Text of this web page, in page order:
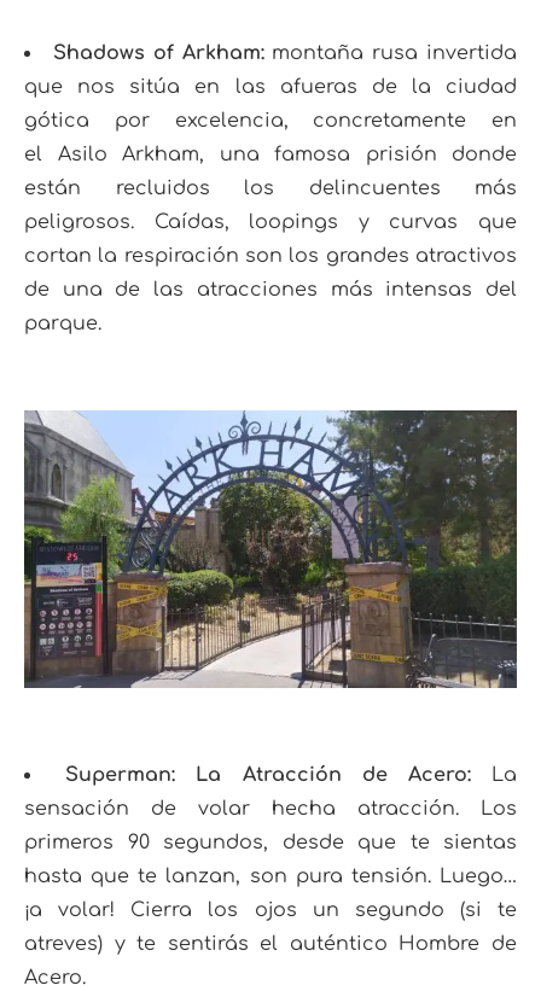
Shadows of Arkham:montaña rusa invertida
que nos sitúa en las afueras de la ciudad
gótica por excelencia, concretamente en
el Asilo Arkham, una famosa prisión donde
están recluidos los delincuentes más
peligrosos. Caídas, loopings y curvas que
cortan la respiración son los grandes atractivos
de una de las atracciones más intensas del
parque.
Superman: La Atracción de Acero:La
sensación de volar hecha atracción. Los
primeros 90 segundos, desde que te sientas
hasta que te lanzan, son pura tensión. Luego…
¡a volar! Cierra los ojos un segundo (si te
atreves) y te sentirás el auténtico Hombre de
Acero.